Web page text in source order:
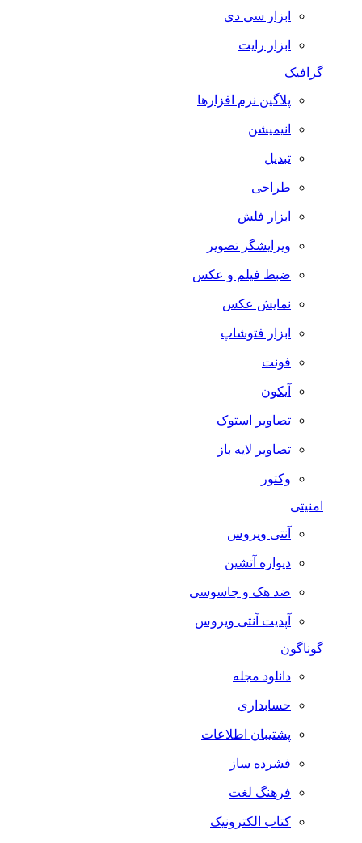
ابزار سی دی
ابزار رایت
گرافیک
پلاگین نرم افزارها
انیمیشن
تبدیل
طراحی
ابزار فلش
ویرایشگر تصویر
ضبط فيلم و عكس
نمایش عکس
ابزار فتوشاپ
فونت
آیکون
تصاویر استوک
تصاویر لایه باز
وکتور
امنیتی
آنتی ویروس
دیواره آتشین
ضد هک و جاسوسی
آپدیت آنتی ویروس
گوناگون
دانلود مجله
حسابداری
پشتیبان اطلاعات
فشرده ساز
فرهنگ لغت
کتاب الکترونیک